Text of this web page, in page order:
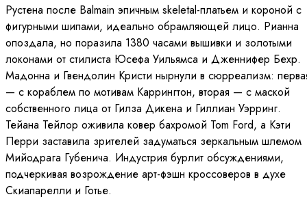
Рустена после Balmain эпичным skeletal-платьем и короной с
фигурными шипами, идеально обрамляющей лицо. Рианна
опоздала, но поразила 1380 часами вышивки и золотыми
локонами от стилиста Юсефа Уильямса и Дженнифер Бехр.
Мадонна и Гвендолин Кристи нырнули в сюрреализм:
— с кораблем по мотивам Каррингтон, вторая — с маской
собственного лица от Гилза Дикена и Гиллиан Уэрринг.
Тейана Тейлор оживила ковер бахромой Tom Ford, а Кэти
Перри заставила зрителей задуматься зеркальным шлемом
Мийодрага Губенича. Индустрия бурлит обсуждениями,
подчеркивая возрождение арт-фэшн кроссоверов в духе
Скиапарелли и Готье.